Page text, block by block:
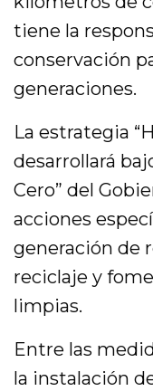
tiene la
conservación
generaciones.
La estrategia
desarrollará
Cero” del
acciones
generación de
reciclaje y
limpias.
Entre las
la instalación